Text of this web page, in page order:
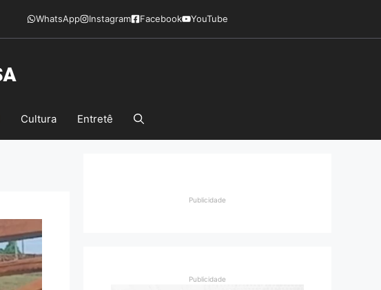
WhatsApp Instagram Facebook YouTube
Cultura Entretê
Publicidade
Publicidade